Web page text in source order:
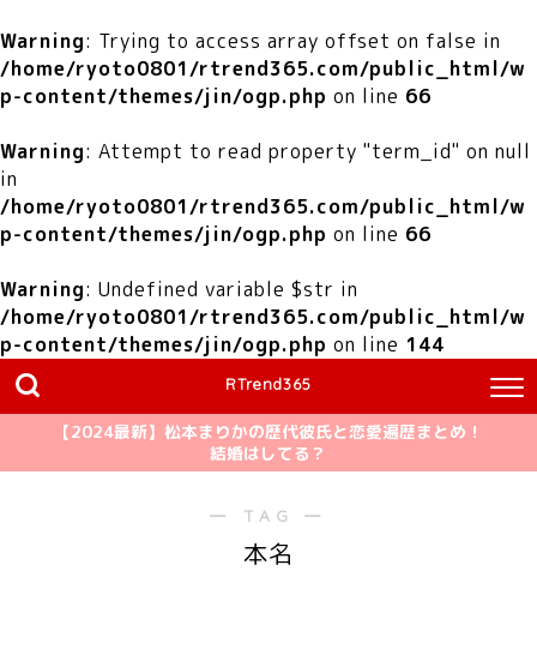
Warning: Trying to access array offset on false in
/home/ryoto0801/rtrend365.com/public_html/w
p-content/themes/jin/ogp.php on line 66
Warning: Attempt to read property "term_id" on null
in
/home/ryoto0801/rtrend365.com/public_html/w
p-content/themes/jin/ogp.php on line 66
Warning: Undefined variable $str in
/home/ryoto0801/rtrend365.com/public_html/w
p-content/themes/jin/ogp.php on line 144
RTrend365
【2024最新】松本まりかの歴代彼氏と恋愛遍歴まとめ！
結婚はしてる？
― TAG ―
本名